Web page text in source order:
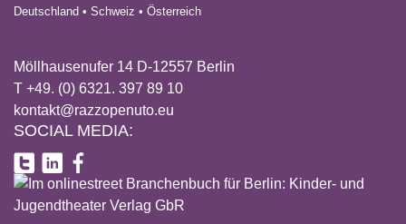
Deutschland • Schweiz • Österreich
Möllhausenufer 14 D-12557 Berlin
T +49. (0) 6321. 397 89 10
kontakt@razzopenuto.eu
SOCIAL MEDIA: